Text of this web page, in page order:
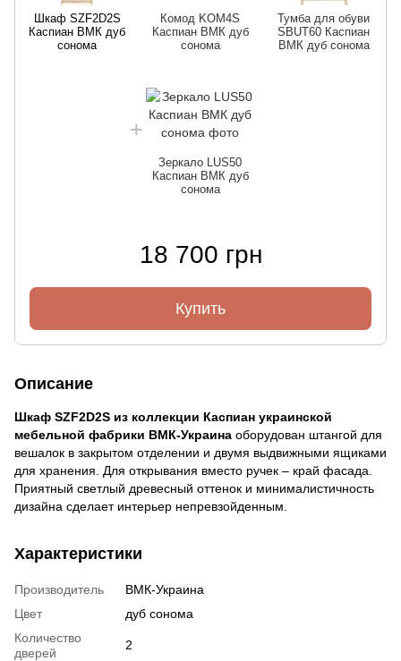
Шкаф SZF2D2S
Каспиан ВМК дуб
сонома
Комод KOM4S
Каспиан ВМК дуб
сонома
Тумба для обуви
SBUT60 Каспиан
ВМК дуб сонома
Зеркало LUS50
Каспиан ВМК дуб
сонома
18 700 грн
Купить
Описание
Шкаф SZF2D2S из коллекции Каспиан украинской
мебельной фабрики ВМК-Украина оборудован штангой для
вешалок в закрытом отделении и двумя выдвижными ящиками
для хранения. Для открывания вместо ручек – край фасада.
Приятный светлый древесный оттенок и минималистичность
дизайна сделает интерьер непревзойденным.
Характеристики
Производитель
ВМК-Украина
Цвет
дуб сонома
Количество
дверей
2